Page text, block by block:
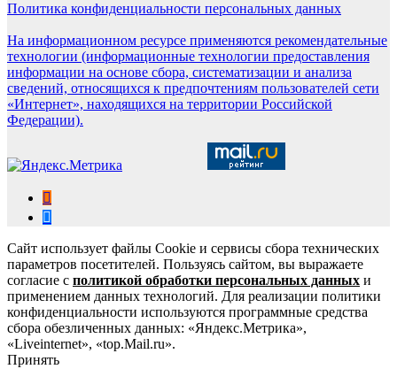
Политика конфиденциальности персональных данных
На информационном ресурсе применяются рекомендательные
технологии (информационные технологии предоставления
информации на основе сбора, систематизации и анализа
сведений, относящихся к предпочтениям пользователей сети
«Интернет», находящихся на территории Российской
Федерации).
Сайт использует файлы Cookie и сервисы сбора технических
параметров посетителей. Пользуясь сайтом, вы выражаете
согласие с политикой обработки персональных данных и
применением данных технологий. Для реализации политики
конфиденциальности используются программные средства
сбора обезличенных данных: «Яндекс.Метрика»,
«Liveinternet», «top.Mail.ru».
Принять